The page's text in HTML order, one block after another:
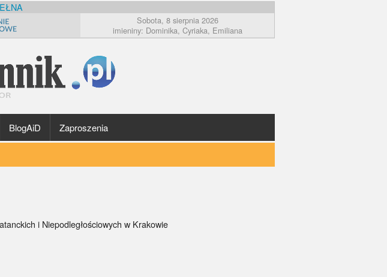
Sobota, 8 sierpnia 2026
imieniny: Dominika, Cyriaka, Emiliana
BlogAiD Zaproszenia
i Niepodległościowych w Krakowie